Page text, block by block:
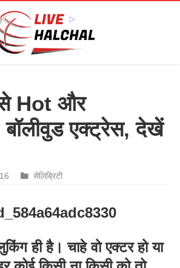
Hot और
एक्ट्रेस, देखें
सेलिब्रिटी
ही है। चाहे वो एक्टर हो या